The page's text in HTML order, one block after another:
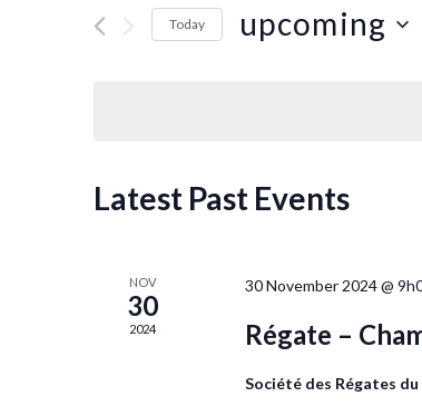
Today upcoming
Latest Past Events
NOV
30
2024
30 November 2024 @
Régate –
Société des Régates